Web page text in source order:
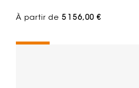
À partir de 5 156,00 €